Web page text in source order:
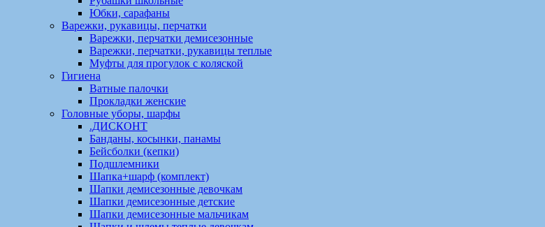
Юбки, сарафаны
Варежки, рукавицы, перчатки
Варежки, перчатки демисезонные
Варежки, перчатки, рукавицы теплые
Муфты для прогулок с коляской
Гигиена
Ватные палочки
Прокладки женские
Головные уборы, шарфы
.ДИСКОНТ
Банданы, косынки, панамы
Бейсболки (кепки)
Подшлемники
Шапка+шарф (комплект)
Шапки демисезонные девочкам
Шапки демисезонные детские
Шапки демисезонные мальчикам